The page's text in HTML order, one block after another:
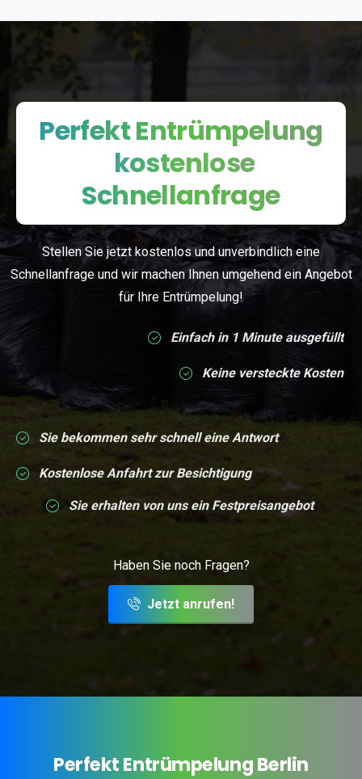
Perfekt Entrümpelung
kostenlose
Schnellanfrage
Stellen Sie jetzt kostenlos und unverbindlich eine
Schnellanfrage und wir machen Ihnen umgehend ein Angebot
für Ihre Entrümpelung!
Einfach in 1 Minute ausgefüllt
Keine versteckte Kosten
Sie bekommen sehr schnell eine Antwort
Kostenlose Anfahrt zur Besichtigung
Sie erhalten von uns ein Festpreisangebot
Haben Sie noch Fragen?
Jetzt anrufen!
Perfekt Entrümpelung Berlin